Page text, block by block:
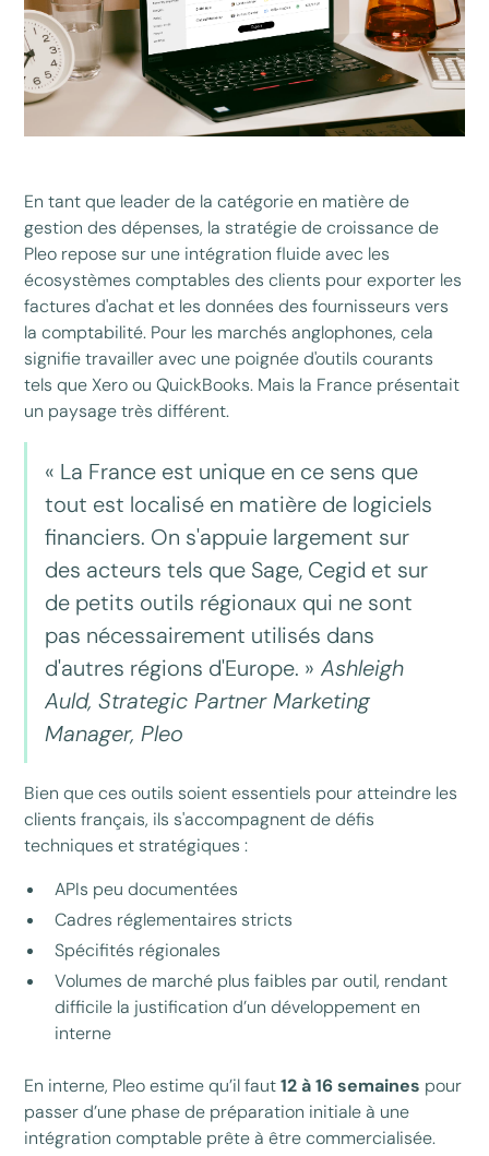
En tant que leader de la catégorie en matière de
gestion des dépenses, la stratégie de croissance de
Pleo repose sur une intégration fluide avec les
écosystèmes comptables des clients pour exporter les
factures d'achat et les données des fournisseurs vers
la comptabilité. Pour les marchés anglophones, cela
signifie travailler avec une poignée d'outils courants
tels que Xero ou QuickBooks. Mais la France présentait
un paysage très différent.
« La France est unique en ce sens que
tout est localisé en matière de logiciels
financiers. On s'appuie largement sur
des acteurs tels que Sage, Cegid et sur
de petits outils régionaux qui ne sont
pas nécessairement utilisés dans
d'autres régions d'Europe. » Ashleigh
Auld, Strategic Partner Marketing
Manager, Pleo
Bien que ces outils soient essentiels pour atteindre les
clients français, ils s'accompagnent de défis
techniques et stratégiques :
APIs peu documentées
Cadres réglementaires stricts
Spécifités régionales
Volumes de marché plus faibles par outil, rendant
difficile la justification d’un développement en
interne
En interne, Pleo estime qu’il faut12 à 16 semaines pour
passer d’une phase de préparation initiale à une
intégration comptable prête à être commercialisée.